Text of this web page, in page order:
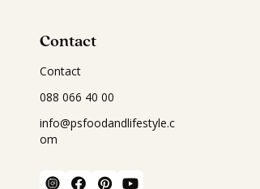
Contact
Contact
088 066 40 00
info@psfoodandlifestyle.c
om